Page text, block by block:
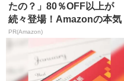
たの？」80％OFF以上が
続々登場！Amazonの本気
が...
PR(Amazon)